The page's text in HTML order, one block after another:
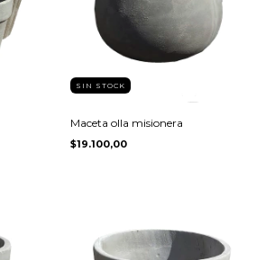
SIN STOCK
Maceta olla misionera
$19.100,00